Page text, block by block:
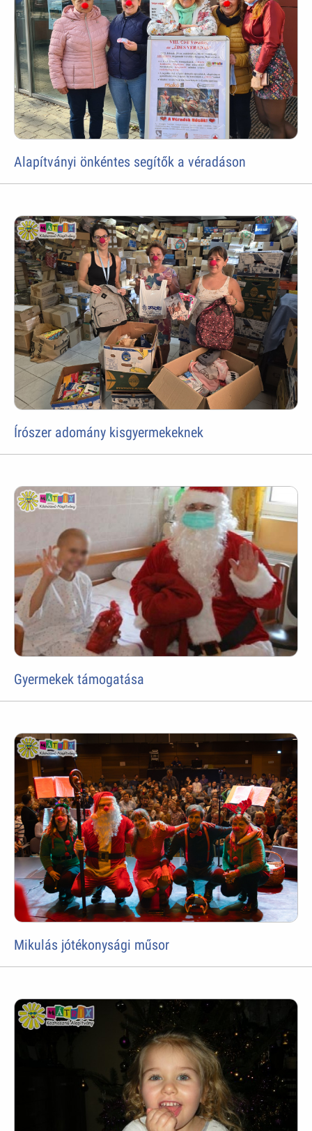
Alapítványi önkéntes segítők a véradáson
Írószer adomány kisgyermekeknek
Gyermekek támogatása
Mikulás jótékonysági műsor